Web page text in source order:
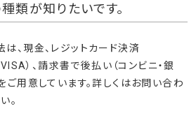
類が知りたいです。
、現金、レジットカード決済
）、請求書で後払い（コンビニ・銀
ご用意しています。詳しくはお問い合わ
。